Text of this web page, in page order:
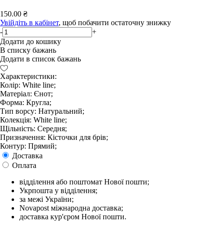
150.00 ₴
Увійдіть в кабінет, щоб побачити остаточну знижку
-
+
Додати до кошику
В списку бажань
Додати в список бажань
Характеристики:
Колір: White line;
Матеріал: Єнот;
Форма: Кругла;
Тип ворсу: Натуральний;
Колекція: White line;
Щільність: Середня;
Призначення: Кісточки для брів;
Контур: Прямий;
Доставка
Оплата
відділення або поштомат Нової пошти;
Укрпошта у відділення;
за межі України;
Novapost міжнародна доставка;
доставка кур'єром Нової пошти.